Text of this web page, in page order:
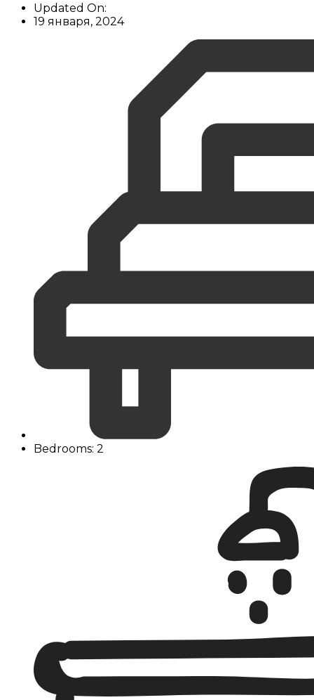
Updated On:
19 января, 2024
Bedrooms: 2